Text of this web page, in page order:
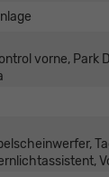
vorne, Park